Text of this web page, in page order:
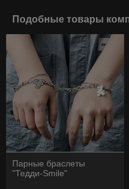
Подобные товары
Парные браслеты
"Тедди-Smile"